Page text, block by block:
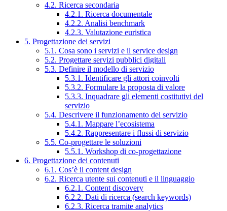
4.2. Ricerca secondaria
4.2.1. Ricerca documentale
4.2.2. Analisi benchmark
4.2.3. Valutazione euristica
5. Progettazione dei servizi
5.1. Cosa sono i servizi e il service design
5.2. Progettare servizi pubblici digitali
5.3. Definire il modello di servizio
5.3.1. Identificare gli attori coinvolti
5.3.2. Formulare la proposta di valore
5.3.3. Inquadrare gli elementi costitutivi del
servizio
5.4. Descrivere il funzionamento del servizio
5.4.1. Mappare l’ecosistema
5.4.2. Rappresentare i flussi di servizio
5.5. Co-progettare le soluzioni
5.5.1. Workshop di co-progettazione
6. Progettazione dei contenuti
6.1. Cos’è il content design
6.2. Ricerca utente sui contenuti e il linguaggio
6.2.1. Content discovery
6.2.2. Dati di ricerca (search keywords)
6.2.3. Ricerca tramite analytics